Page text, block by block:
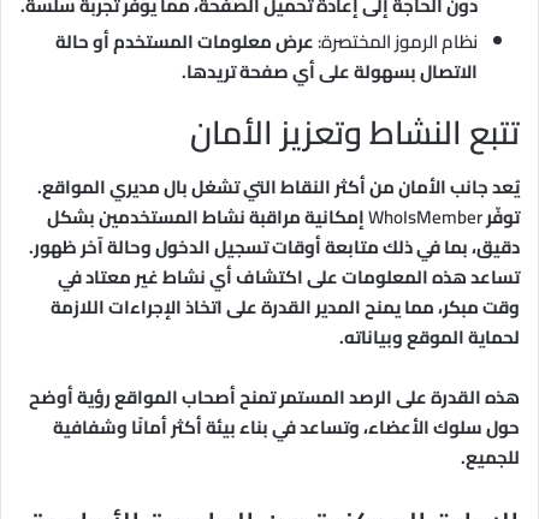
نظام الرموز المختصرة:عرض معلومات المستخدم أو حالة
الاتصال بسهولة على أي صفحة تريدها.
تتبع النشاط وتعزيز الأمان
يُعد جانب الأمان من أكثر النقاط التي تشغل بال مديري المواقع.
توفّرWhoIsMemberإمكانية مراقبة نشاط المستخدمين بشكل
دقيق، بما في ذلك متابعة أوقات تسجيل الدخول وحالة آخر ظهور.
تساعد هذه المعلومات على اكتشاف أي نشاط غير معتاد في
وقت مبكر، مما يمنح المدير القدرة على اتخاذ الإجراءات اللازمة
لحماية الموقع وبياناته.
هذه القدرة على الرصد المستمر تمنح أصحاب المواقع رؤية أوضح
حول سلوك الأعضاء، وتساعد في بناء بيئة أكثر أمانًا وشفافية
للجميع.